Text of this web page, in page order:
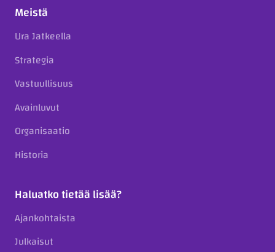
Meistä
Ura Jatkeella
Strategia
Vastuullisuus
Avainluvut
Organisaatio
Historia
Haluatko tietää lisää?
Ajankohtaista
Julkaisut